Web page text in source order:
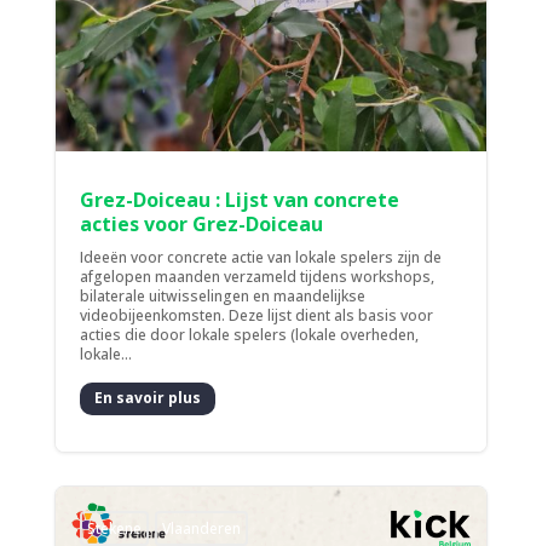
Grez-Doiceau : Lijst van concrete
acties voor Grez-Doiceau
Ideeën voor concrete actie van lokale spelers zijn de
afgelopen maanden verzameld tijdens workshops,
bilaterale uitwisselingen en maandelijkse
videobijeenkomsten. Deze lijst dient als basis voor
acties die door lokale spelers (lokale overheden,
lokale...
En savoir plus
Stekene Vlaanderen